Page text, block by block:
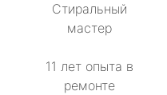
Стиральный
мастер
11 лет опыта в
ремонте